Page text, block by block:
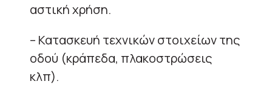
αστική χρήση.
– Κατασκευή τεχνικών στοιχείων της
οδού (κράπεδα, πλακοστρώσεις
κλπ).